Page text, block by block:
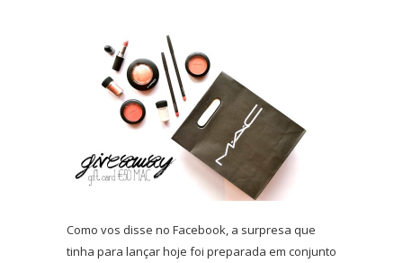
Como vos disse no Facebook, a surpresa que
tinha para lançar hoje foi preparada em conjunto